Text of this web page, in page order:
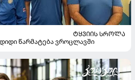
ᲢᲧᲕᲘᲘᲡ ᲡᲠᲝᲚᲐ
წარმატება ვროცლავში